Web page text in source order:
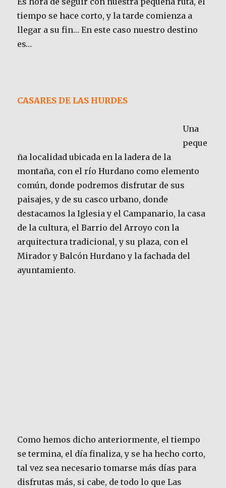
tiempo se hace corto, y la tarde comienza a
llegar a su fin… En este caso nuestro destino
es…
CASARES DE LAS HURDES
Una
peque
ña localidad ubicada en la ladera de la
montaña, con el río Hurdano como elemento
común, donde podremos disfrutar de sus
paisajes, y de su casco urbano, donde
destacamos la Iglesia y el Campanario, la casa
de la cultura, el Barrio del Arroyo con la
arquitectura tradicional, y su plaza, con el
Mirador y Balcón Hurdano y la fachada del
ayuntamiento.
Como hemos dicho anteriormente, el tiempo
se termina, el día finaliza, y se ha hecho corto,
tal vez sea necesario tomarse más días para
disfrutas más, si cabe, de todo lo que Las